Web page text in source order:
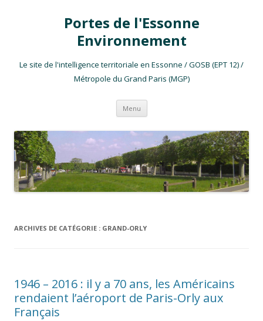
Portes de l'Essonne
Environnement
Le site de l'intelligence territoriale en Essonne / GOSB (EPT 12) /
Métropole du Grand Paris (MGP)
Menu Aller au contenu
ARCHIVES DE CATÉGORIE : GRAND-ORLY
1946 – 2016 : il y a 70 ans, les Américains
rendaient l’aéroport de Paris-Orly aux
Français